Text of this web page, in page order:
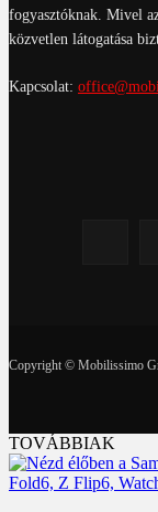
fogyasztóknak. Mivel
közvetlen látogatása
Kapcsolat:
Copyright © Mobilissimo
TOVÁBBIAK